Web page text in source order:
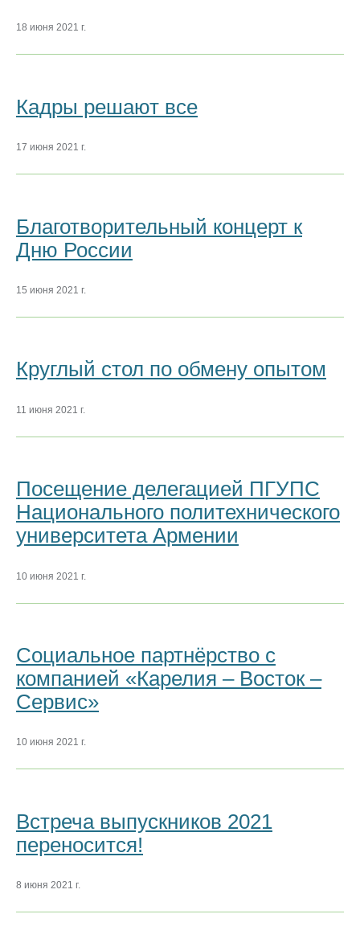
18 июня 2021 г.
Кадры решают все
17 июня 2021 г.
Благотворительный концерт к
Дню России
15 июня 2021 г.
Круглый стол по обмену опытом
11 июня 2021 г.
Посещение делегацией ПГУПС
Национального политехнического
университета Армении
10 июня 2021 г.
Социальное партнёрство с
компанией «Карелия – Восток –
Сервис»
10 июня 2021 г.
Встреча выпускников 2021
переносится!
8 июня 2021 г.